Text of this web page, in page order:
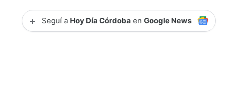
+ Seguí a Hoy Día Córdoba enGoogle News